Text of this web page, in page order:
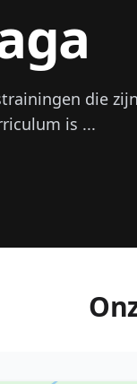
die
is ...